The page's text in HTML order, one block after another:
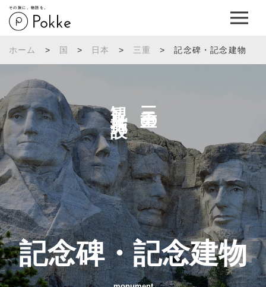
その旅に、物語を。
ホーム > 国 > 日本 > 三重 > 記念碑・記念建物
三重の
観光施設へ
記念碑・記念建物